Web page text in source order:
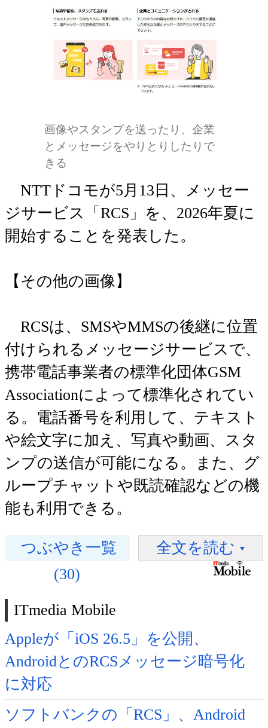
画像やスタンプを送ったり、企業
とメッセージをやりとりしたりで
きる
NTTドコモが5月13日、メッセー
ジサービス「RCS」を、2026年夏に
開始することを発表した。
【その他の画像】
RCSは、SMSやMMSの後継に位置
付けられるメッセージサービスで、
携帯電話事業者の標準化団体GSM
Associationによって標準化されてい
る。電話番号を利用して、テキスト
や絵文字に加え、写真や動画、スタ
ンプの送信が可能になる。また、グ
ループチャットや既読確認などの機
能も利用できる。
つぶやき一覧
(30)
全文を読む
ITmedia Mobile
Appleが「iOS 26.5」を公開、
AndroidとのRCSメッセージ暗号化
に対応
ソフトバンクの「RCS」、Android